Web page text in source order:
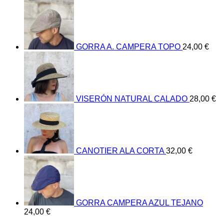
GORRA A. CAMPERA TOPO 24,00 €
VISERÓN NATURAL CALADO 28,00 €
CANOTIER ALA CORTA 32,00 €
GORRA CAMPERA AZUL TEJANO
24,00 €